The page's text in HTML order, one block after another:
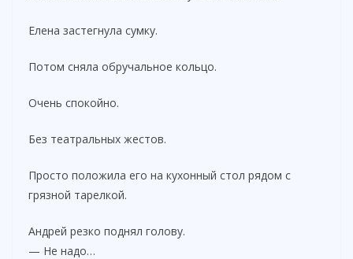
Елена застегнула сумку.
Потом сняла обручальное кольцо.
Очень спокойно.
Без театральных жестов.
Просто положила его на кухонный стол рядом с
грязной тарелкой.
Андрей резко поднял голову.
— Не надо…